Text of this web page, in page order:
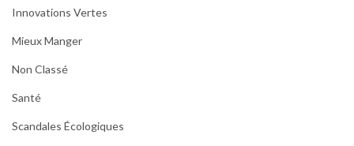
Innovations Vertes
Mieux Manger
Non Classé
Santé
Scandales Écologiques